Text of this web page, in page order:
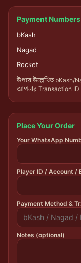
Payment Numbers
bKash
Nagad
Rocket
উপরে উল্লেখিত bKash/
আপনার Transaction ID
Place Your Order
Your WhatsApp
Player ID / Account /
Payment Method &
Notes (optional)